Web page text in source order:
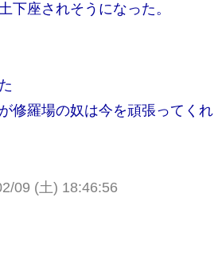
下座されそうになった。
修羅場の奴は今を頑張ってくれ
09 (土) 18:46:56